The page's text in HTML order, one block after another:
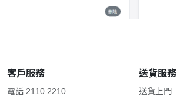
客戶服務
電話 2110 2210
送貨服務
送貨上門